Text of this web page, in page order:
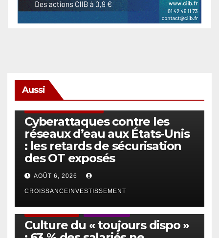
Aussi
Cyberattaques contre les
réseaux d’eau aux États-Unis
: les retards de sécurisation
des OT exposés
AOÛT 6, 2026
CROISSANCEINVESTISSEMENT
Culture du « toujours dispo »